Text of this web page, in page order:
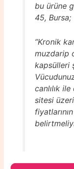
bu ürüne
45, Bursa;
”Kronik
muzdarip
kapsülleri
canlılık
sitesi